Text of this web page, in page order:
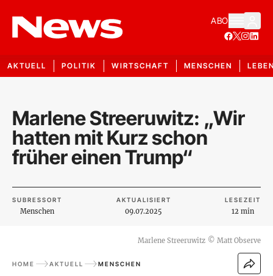
ABO
AKTUELL POLITIK WIRTSCHAFT MENSCHEN
Marlene Streeruwitz: „Wir
hatten mit Kurz schon
früher einen Trump“
SUBRESSORT
Menschen
AKTUALISIERT
09.07.2025
LESEZEIT
12 min
Marlene Streeruwitz © Matt Observe
HOME AKTUELL MENSCHEN